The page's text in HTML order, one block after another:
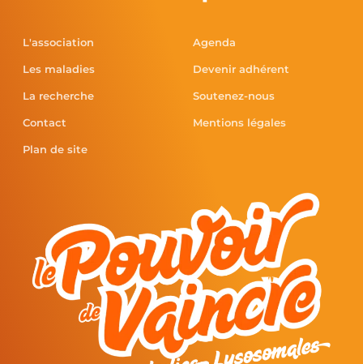
L'association
Les maladies
La recherche
Contact
Plan de site
Agenda
Devenir adhérent
Soutenez-nous
Mentions légales